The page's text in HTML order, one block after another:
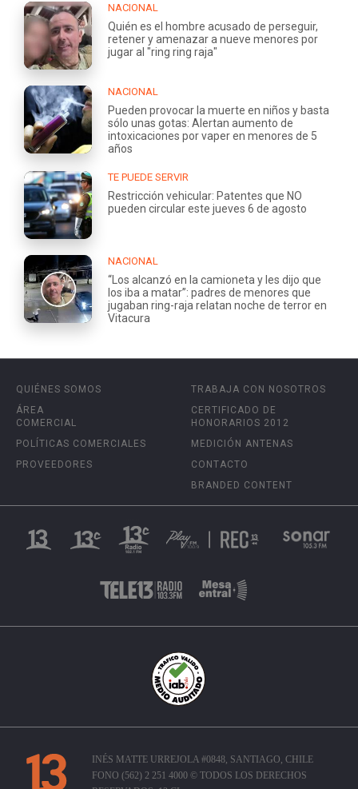
NACIONAL
Quién es el hombre acusado de perseguir,
retener y amenazar a nueve menores por
jugar al "ring ring raja"
NACIONAL
Pueden provocar la muerte en niños y basta
sólo unas gotas: Alertan aumento de
intoxicaciones por vaper en menores de 5
años
TE PUEDE SERVIR
Restricción vehicular: Patentes que NO
pueden circular este jueves 6 de agosto
NACIONAL
“Los alcanzó en la camioneta y les dijo que
los iba a matar”: padres de menores que
jugaban ring-raja relatan noche de terror en
Vitacura
QUIÉNES SOMOS
ÁREA
COMERCIAL
POLÍTICAS COMERCIALES
PROVEEDORES
TRABAJA CON NOSOTROS
CERTIFICADO DE
HONORARIOS 2012
MEDICIÓN ANTENAS
CONTACTO
BRANDED CONTENT
INÉS MATTE URREJOLA #0848, SANTIAGO, CHILE
FONO (562) 2 251 4000 © TODOS LOS DERECHOS